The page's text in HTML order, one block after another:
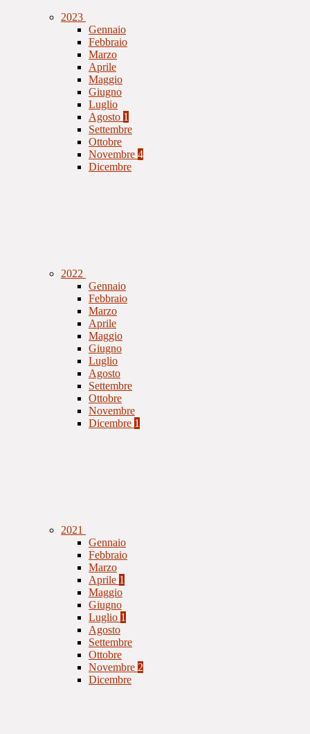
2023
Gennaio
Febbraio
Marzo
Aprile
Maggio
Giugno
Luglio
Agosto 1
Settembre
Ottobre
Novembre 4
Dicembre
2022
Gennaio
Febbraio
Marzo
Aprile
Maggio
Giugno
Luglio
Agosto
Settembre
Ottobre
Novembre
Dicembre 1
2021
Gennaio
Febbraio
Marzo
Aprile 1
Maggio
Giugno
Luglio 1
Agosto
Settembre
Ottobre
Novembre 2
Dicembre